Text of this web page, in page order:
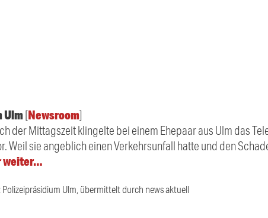
Ulm[Newsroom]
der Mittagszeit klingelte bei einem Ehepaar aus Ulm das
Weil sie angeblich einen Verkehrsunfall hatte und den
weiter…
Ulm, übermittelt durch news aktuell